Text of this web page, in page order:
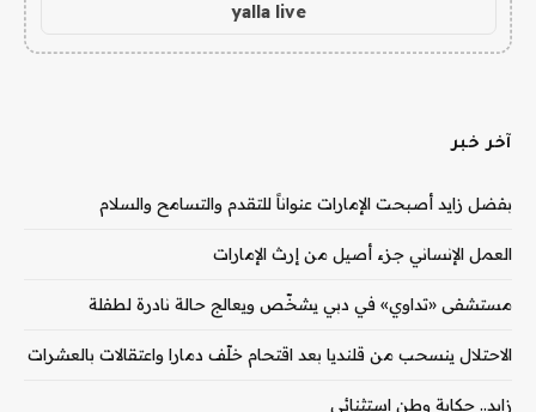
yalla live
آخر خبر
بفضل زايد أصبحت الإمارات عنواناً للتقدم والتسامح والسلام
العمل الإنساني جزء أصيل من إرث الإمارات
مستشفى «تداوي» في دبي يشخّص ويعالج حالة نادرة لطفلة
الاحتلال ينسحب من قلنديا بعد اقتحام خلّف دمارا واعتقالات بالعشرات
زايد.. حكاية وطن استثنائي